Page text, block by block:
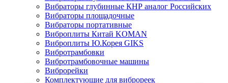
Вибраторы глубинные КНР аналог Российских
Вибраторы площадочные
Вибраторы портативные
Виброплиты Китай KOMAN
Виброплиты Ю.Корея GIKS
Вибротрамбовки
Вибротрамбовочные машины
Виброрейки
Комплектующие для виброреек